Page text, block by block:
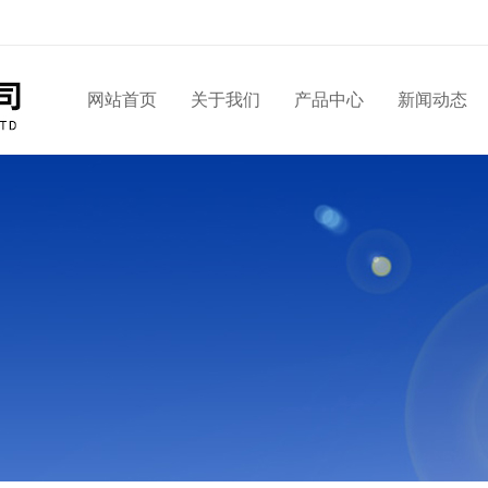
网站首页 关于我们 产品中心 新闻动态